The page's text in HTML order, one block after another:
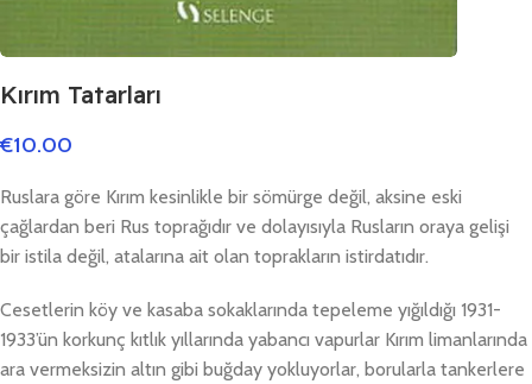
Kırım Tatarları
€10.00
Ruslara göre Kırım kesinlikle bir sömürge değil, aksine eski
çağlardan beri Rus toprağıdır ve dolayısıyla Rusların oraya gelişi
bir istila değil, atalarına ait olan toprakların istirdatıdır.
Cesetlerin köy ve kasaba sokaklarında tepeleme yığıldığı 1931-
1933’ün korkunç kıtlık yıllarında yabancı vapurlar Kırım limanlarında
ara vermeksizin altın gibi buğday yokluyorlar, borularla tankerlere